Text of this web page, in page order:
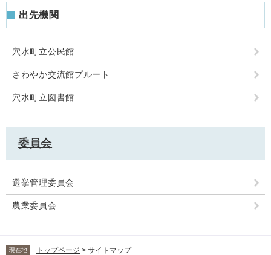
出先機関
穴水町立公民館
さわやか交流館プルート
穴水町立図書館
委員会
選挙管理委員会
農業委員会
現在地 トップページ > サイトマップ